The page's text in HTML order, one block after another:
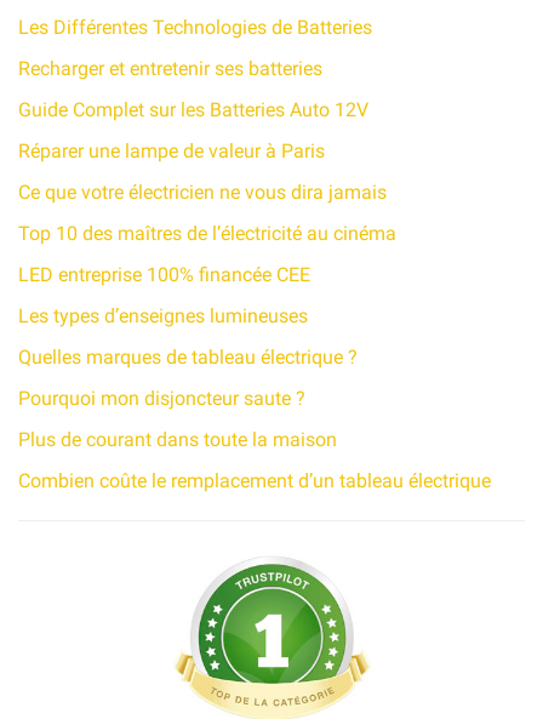
Les Différentes Technologies de Batteries
Recharger et entretenir ses batteries
Guide Complet sur les Batteries Auto 12V
Réparer une lampe de valeur à Paris
Ce que votre électricien ne vous dira jamais
Top 10 des maîtres de l’électricité au cinéma
LED entreprise 100% financée CEE
Les types d’enseignes lumineuses
Quelles marques de tableau électrique ?
Pourquoi mon disjoncteur saute ?
Plus de courant dans toute la maison
Combien coûte le remplacement d’un tableau électrique